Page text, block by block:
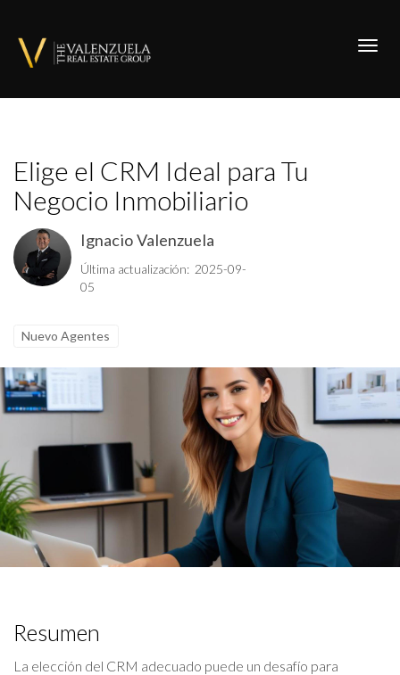
Elige el CRM Ideal para Tu
Negocio Inmobiliario
Ignacio Valenzuela
Última actualización: 2025-09-
05
Nuevo Agentes
Resumen
La elección del CRM adecuado puede un desafío para